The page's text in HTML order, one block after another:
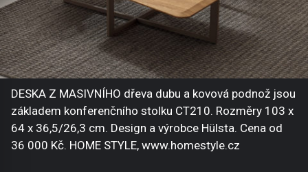
DESKA Z MASIVNÍHO dřeva dubu a kovová podnož jsou
základem konferenčního stolku CT210. Rozměry 103 x
64 x 36,5/26,3 cm. Design a výrobce Hülsta. Cena od
36 000 Kč. HOME STYLE, www.homestyle.cz